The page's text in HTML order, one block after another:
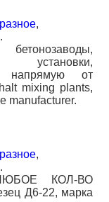
,
напрямую от
mixing plants,
manufacturer.
,
КОЛ-ВО
Д6-22, марка